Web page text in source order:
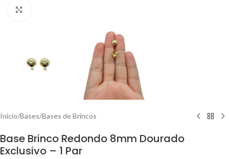
Início/Bases/Bases de Brincos
Base Brinco Redondo 8mm Dourado
Exclusivo – 1 Par